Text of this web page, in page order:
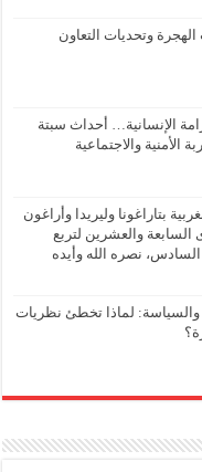
وتحديات التعاون
الإنسانية… أحداث سبتة
الأمنية والاجتماعية
بتاراغونا وليريدا وأراغون
السابعة والعشرين لتربع
نصره الله وأيده
والسياسة: لماذا تخطئ نظريات